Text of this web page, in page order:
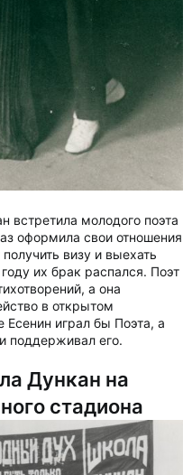
встретила молодого поэта
оформила свои отношения
визу и выехать
их брак распался. Поэт
а она
в открытом
Есенин играл бы Поэта, а
поддерживал его.
Дункан на
стадиона